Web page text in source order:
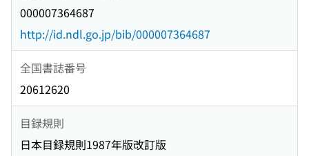
000007364687
http://id.ndl.go.jp/bib/000007364687
全国書誌番号
20612620
目録規則
日本目録規則1987年版改訂版